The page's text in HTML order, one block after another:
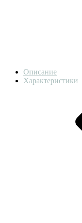
Описание
Характеристики